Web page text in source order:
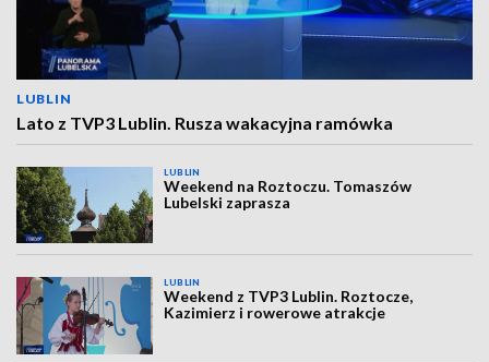
LUBLIN
Lato z TVP3 Lublin. Rusza wakacyjna ramówka
LUBLIN
Weekend na Roztoczu. Tomaszów
Lubelski zaprasza
LUBLIN
Weekend z TVP3 Lublin. Roztocze,
Kazimierz i rowerowe atrakcje